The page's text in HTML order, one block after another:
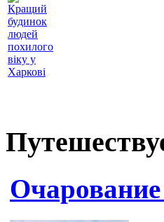
Кращий
будинок
людей
похилого
віку у
Харкові